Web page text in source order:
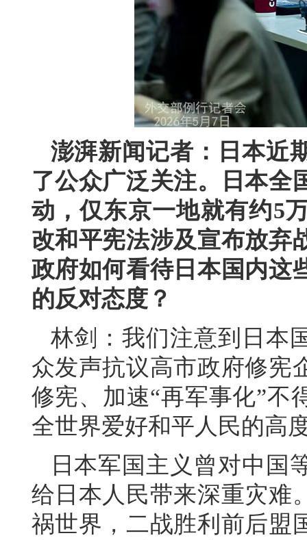
澎湃新闻记者：日本近
了公众广泛关注。日本全
动，仅东京一地就有约5
改和平宪法涉及宣布放弃
政府如何看待日本国内这
的反对态度？
林剑：我们注意到日本
众发声抗议高市政府修宪
修宪、加速“再军事化”不
全世界爱好和平人民的高
日本军国主义曾对中国
给日本人民带来深重灾难
祸世界，二战胜利前后盟